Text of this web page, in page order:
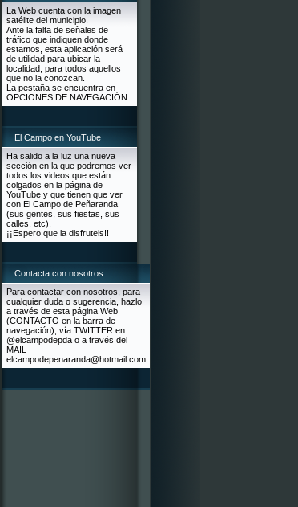
La Web cuenta con la imagen
satélite del municipio.
Ante la falta de señales de
tráfico que indiquen donde
estamos, esta aplicación será
de utilidad para ubicar la
localidad, para todos aquellos
que no la conozcan.
La pestaña se encuentra en
OPCIONES DE NAVEGACIÓN
El Campo en YouTube
Ha salido a la luz una nueva
sección en la que podremos ver
todos los videos que están
colgados en la página de
YouTube y que tienen que ver
con El Campo de Peñaranda
(sus gentes, sus fiestas, sus
calles, etc).
¡¡Espero que la disfruteis!!
Contacta con nosotros
Para contactar con nosotros, para
cualquier duda o sugerencia, hazlo
a través de esta página Web
(CONTACTO en la barra de
navegación), vía TWITTER en
@elcampodepda o a través del
MAIL
elcampodepenaranda@hotmail.com